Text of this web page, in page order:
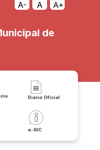
A- A A+
de
Diário Oficial
e-SIC